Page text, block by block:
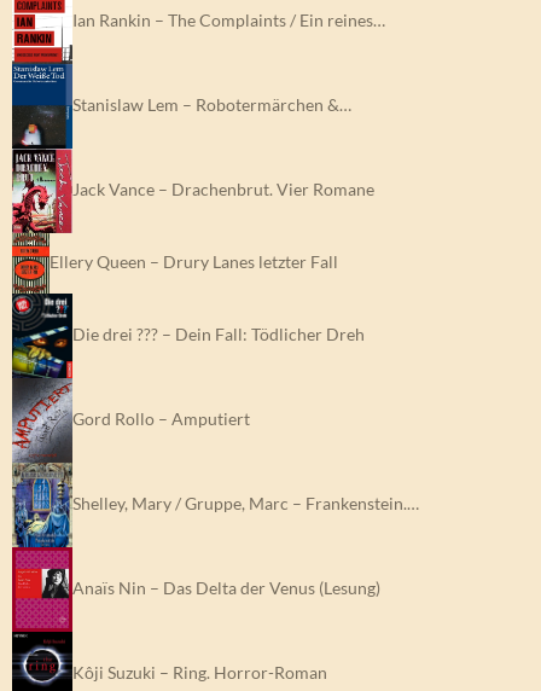
Ian Rankin – The Complaints / Ein reines…
Stanislaw Lem – Robotermärchen &…
Jack Vance – Drachenbrut. Vier Romane
Ellery Queen – Drury Lanes letzter Fall
Die drei ??? – Dein Fall: Tödlicher Dreh
Gord Rollo – Amputiert
Shelley, Mary / Gruppe, Marc – Frankenstein.…
Anaïs Nin – Das Delta der Venus (Lesung)
Kôji Suzuki – Ring. Horror-Roman